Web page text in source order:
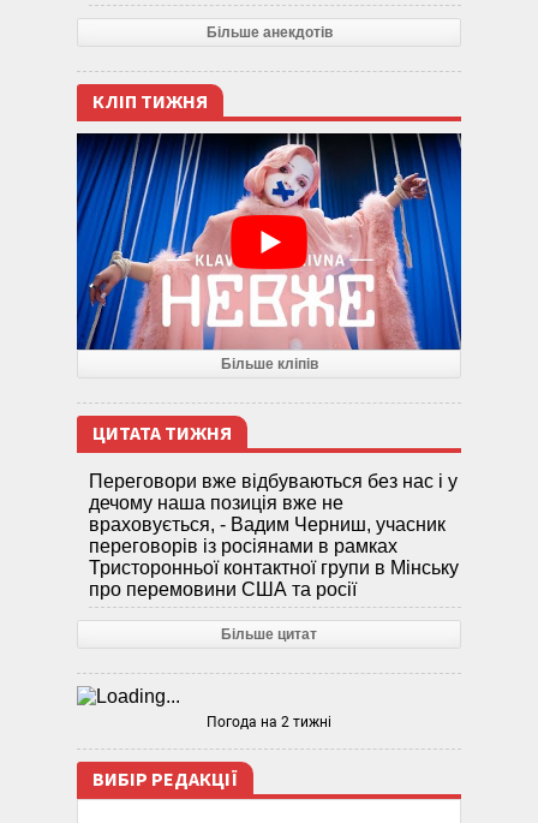
Більше анекдотів
КЛІП ТИЖНЯ
Більше кліпів
ЦИТАТА ТИЖНЯ
Переговори вже відбуваються без нас і у
дечому наша позиція вже не
враховується, - Вадим Черниш, учасник
переговорів із росіянами в рамках
Тристоронньої контактної групи в Мінську
про перемовини США та росії
Більше цитат
Погода на 2 тижні
ВИБІР РЕДАКЦІЇ